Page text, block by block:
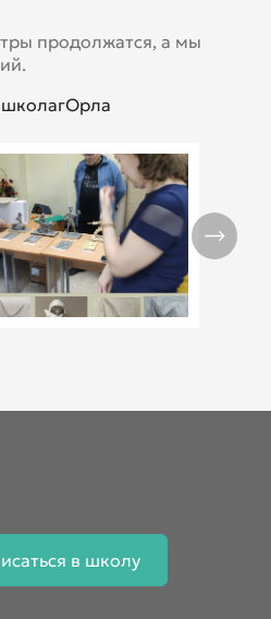
продолжатся, а мы
в школу